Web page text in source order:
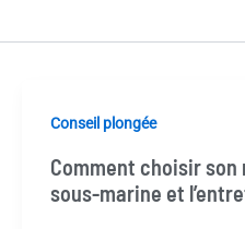
Conseil plongée
Comment choisir son
sous-marine et